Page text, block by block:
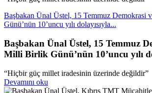
Başbakan Ünal Üstel, 15 Temmuz
Günü’nün 10’uncu yılı dolayısıyla...
Başbakan Ünal Üstel, 15 Temmuz
Milli Birlik Günü’nün 10’uncu yılı
“Hiçbir güç millet iradesinin üzerinde değildir”
Devamını oku